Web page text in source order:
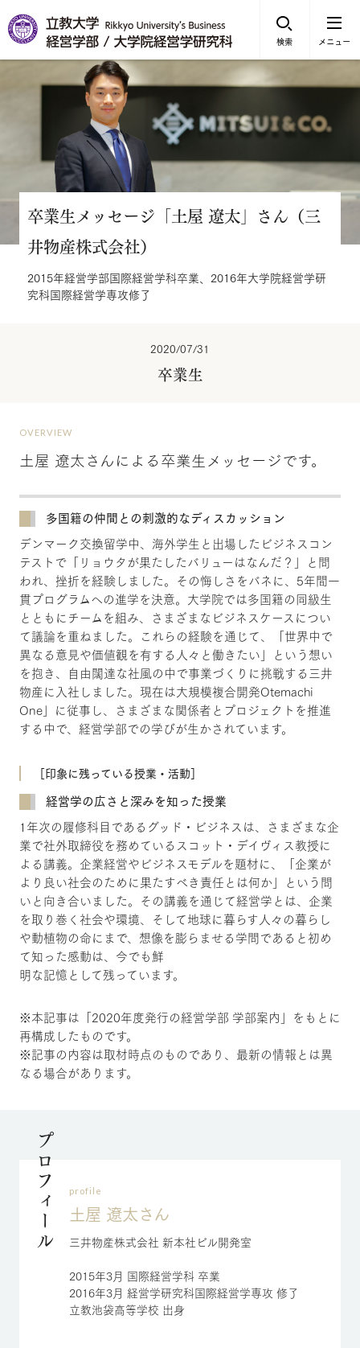
検索 メニュー
卒業生メッセージ「土屋 遼太」さん（三
井物産株式会社）
2015年経営学部国際経営学科卒業、2016年大学院経営学研
究科国際経営学専攻修了
2020/07/31
卒業生
OVERVIEW
土屋 遼太さんによる卒業生メッセージです。
多国籍の仲間との刺激的なディスカッション
デンマーク交換留学中、海外学生と出場したビジネスコン
テストで「リョウタが果たしたバリューはなんだ？」と問
われ、挫折を経験しました。その悔しさをバネに、5年間一
貫プログラムへの進学を決意。大学院では多国籍の同級生
とともにチームを組み、さまざまなビジネスケースについ
て議論を重ねました。これらの経験を通じて、「世界中で
異なる意見や価値観を有する人々と働きたい」という想い
を抱き、自由闊達な社風の中で事業づくりに挑戦する三井
物産に入社しました。現在は大規模複合開発Otemachi
One」に従事し、さまざまな関係者とプロジェクトを推進
する中で、経営学部での学びが生かされています。
［印象に残っている授業・活動］
経営学の広さと深みを知った授業
1年次の履修科目であるグッド・ビジネスは、さまざまな企
業で社外取締役を務めているスコット・デイヴィス教授に
よる講義。企業経営やビジネスモデルを題材に、「企業が
より良い社会のために果たすべき責任とは何か」という問
いと向き合いました。その講義を通じて経営学とは、企業
を取り巻く社会や環境、そして地球に暮らす人々の暮らし
や動植物の命にまで、想像を膨らませる学問であると初め
て知った感動は、今でも鮮
明な記憶として残っています。
※本記事は「2020年度発行の経営学部 学部案内」をもとに
再構成したものです。
※記事の内容は取材時点のものであり、最新の情報とは異
なる場合があります。
プロフィール profile
土屋 遼太さん
三井物産株式会社 新本社ビル開発室
2015年3月 国際経営学科 卒業
2016年3月 経営学研究科国際経営学専攻 修了
立教池袋高等学校 出身